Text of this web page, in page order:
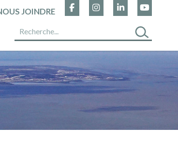
JOINDRE